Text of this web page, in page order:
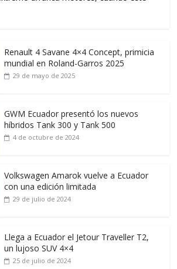
Renault 4 Savane 4×4 Concept, primicia
mundial en Roland-Garros 2025
29 de mayo de 2025
GWM Ecuador presentó los nuevos
híbridos Tank 300 y Tank 500
4 de octubre de 2024
Volkswagen Amarok vuelve a Ecuador
con una edición limitada
29 de julio de 2024
Llega a Ecuador el Jetour Traveller T2,
un lujoso SUV 4×4
25 de julio de 2024